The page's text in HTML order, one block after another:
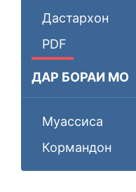
Дастархон
PDF
ДАР БОРАИ МО
Муассиса
Кормандон